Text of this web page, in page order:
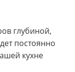
глубиной,
постоянно
кухне